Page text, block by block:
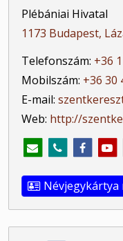
Plébániai Hivatal
1173 Budapest,
Telefonszám: +36
Mobilszám: +36 30
E-mail:
Web: http://
Névjegykártya